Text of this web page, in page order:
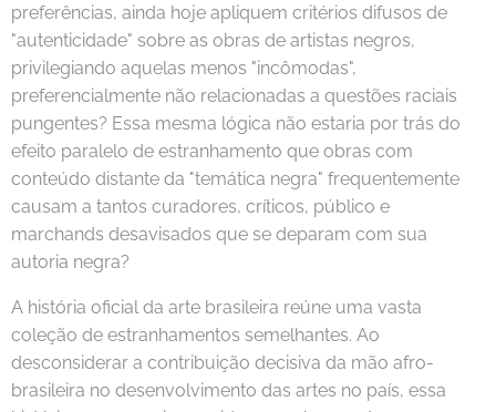
preferências, ainda hoje apliquem critérios difusos de
"autenticidade" sobre as obras de artistas negros,
privilegiando aquelas menos "incômodas",
preferencialmente não relacionadas a questões raciais
pungentes? Essa mesma lógica não estaria por trás do
efeito paralelo de estranhamento que obras com
conteúdo distante da "temática negra" frequentemente
causam a tantos curadores, críticos, público e
marchands desavisados que se deparam com sua
autoria negra?
A história oficial da arte brasileira reúne uma vasta
coleção de estranhamentos semelhantes. Ao
desconsiderar a contribuição decisiva da mão afro-
brasileira no desenvolvimento das artes no país, essa